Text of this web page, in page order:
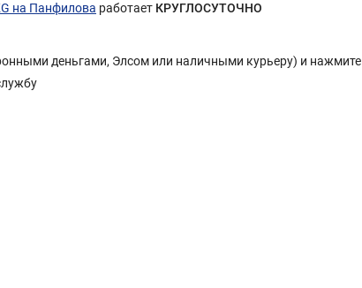
на Панфилова работает КРУГЛОСУТОЧНО
деньгами, Элсом или наличными курьеру) и нажмите